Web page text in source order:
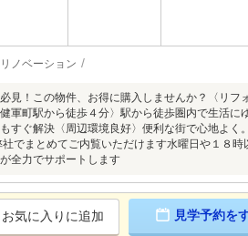
ノベーション
見！この物件、お得に購入しませんか？〈リフ
軍町駅から徒歩４分〉駅から徒歩圏内で生活に
すぐ解決〈周辺環境良好〉便利な街で心地よく
でまとめてご内覧いただけます水曜日や１８
全力でサポートします
お気に入りに追加 見学予約を